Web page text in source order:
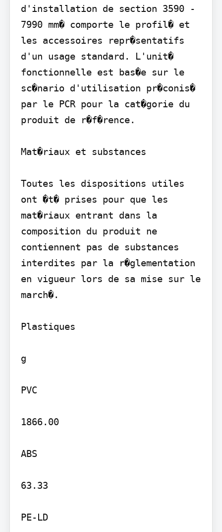
d'installation de section 3590 -
7990 mm� comporte le profil� et
les accessoires repr�sentatifs
d'un usage standard. L'unit�
fonctionnelle est bas�e sur le
sc�nario d'utilisation pr�conis�
par le PCR pour la cat�gorie du
produit de r�f�rence.
Mat�riaux et substances
Toutes les dispositions utiles
ont �t� prises pour que les
mat�riaux entrant dans la
composition du produit ne
contiennent pas de substances
interdites par la r�glementation
en vigueur lors de sa mise sur le
march�.
Plastiques
g
PVC
1866.00
ABS
63.33
PE-LD